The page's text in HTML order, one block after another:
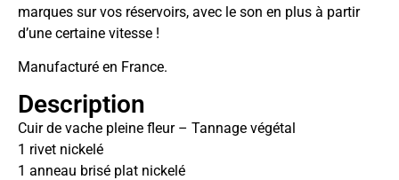
marques sur vos réservoirs, avec le son en plus à partir
d’une certaine vitesse !
Manufacturé en France.
Description
Cuir de vache pleine fleur – Tannage végétal
1 rivet nickelé
1 anneau brisé plat nickelé